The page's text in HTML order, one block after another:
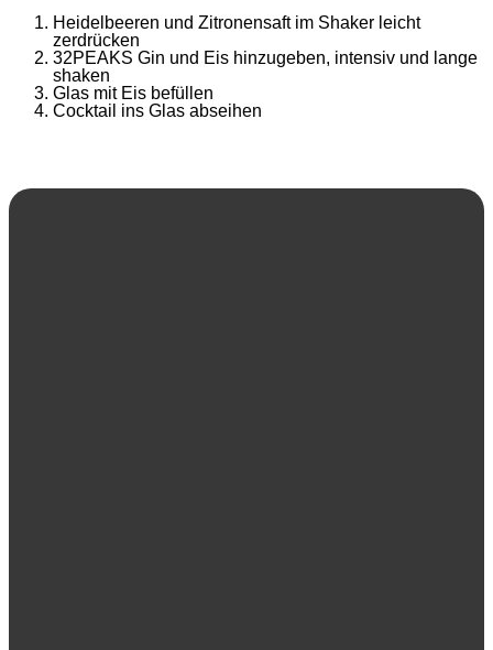
Heidelbeeren und Zitronensaft im Shaker leicht
zerdrücken
32PEAKS Gin und Eis hinzugeben, intensiv und lange
shaken
Glas mit Eis befüllen
Cocktail ins Glas abseihen